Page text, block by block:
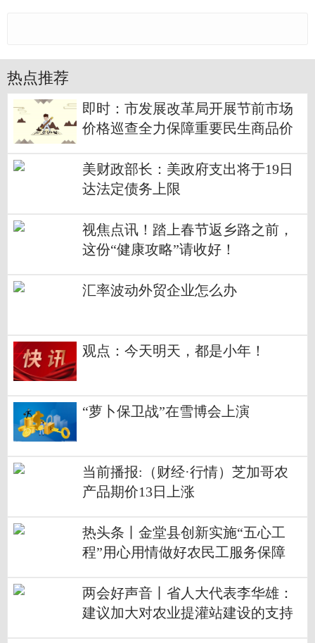
热点推荐
即时：市发展改革局开展节前市场
价格巡查全力保障重要民生商品价
美财政部长：美政府支出将于19日
达法定债务上限
视焦点讯！踏上春节返乡路之前，
这份“健康攻略”请收好！
汇率波动外贸企业怎么办
观点：今天明天，都是小年！
“萝卜保卫战”在雪博会上演
当前播报:（财经·行情）芝加哥农
产品期价13日上涨
热头条丨金堂县创新实施“五心工
程”用心用情做好农民工服务保障
两会好声音丨省人大代表李华雄：
建议加大对农业提灌站建设的支持